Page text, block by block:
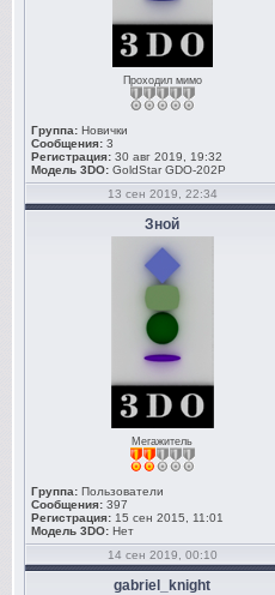
Проходил мимо
Группа: Новички
Сообщения: 3
Регистрация: 30 авг 2019, 19:32
Модель 3DO: GoldStar GDO-202P
13 сен 2019, 22:34
Зной
Мегажитель
Группа: Пользователи
Сообщения: 397
Регистрация: 15 сен 2015, 11:01
Модель 3DO: Нет
14 сен 2019, 00:10
gabriel_knight